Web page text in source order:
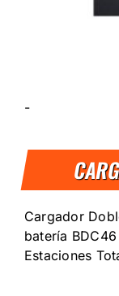
-
Cargador
batería
Estaciones